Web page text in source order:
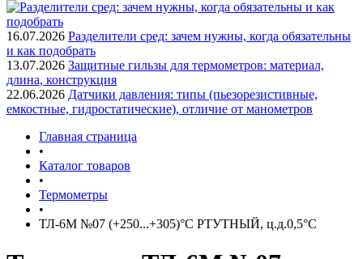
16.07.2026 Разделители сред: зачем нужны, когда обязательны
и как подобрать
13.07.2026 Защитные гильзы для термометров: материал,
длина, конструкция
22.06.2026 Датчики давления: типы (пьезорезистивные,
емкостные, гидростатические), отличие от манометров
Главная страница
•
Каталог товаров
•
Термометры
•
ТЛ-6М №07 (+250...+305)°С РТУТНЫЙ, ц.д.0,5°С